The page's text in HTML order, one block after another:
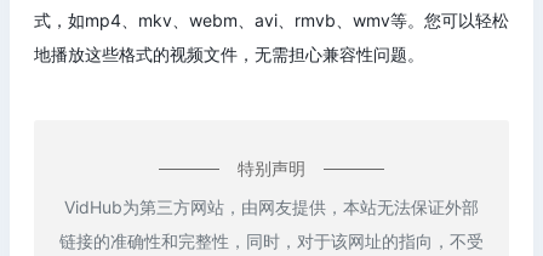
式，如mp4、mkv、webm、avi、rmvb、wmv等。您可以轻松
地播放这些格式的视频文件，无需担心兼容性问题。
特别声明
VidHub为第三方网站，由网友提供，本站无法保证外部
链接的准确性和完整性，同时，对于该网址的指向，不受